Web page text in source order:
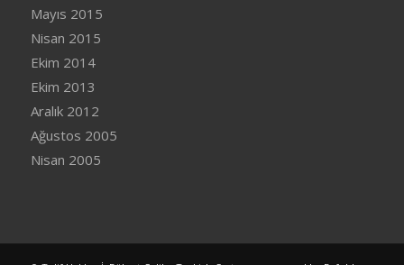
Mayıs 2015
Nisan 2015
Ekim 2014
Ekim 2013
Aralık 2012
Ağustos 2005
Nisan 2005